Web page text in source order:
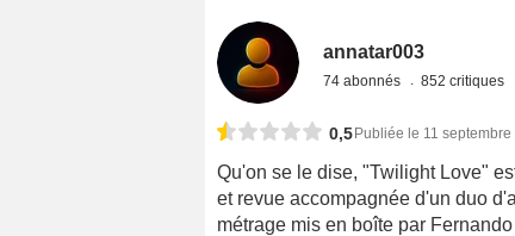
annatar003
74 abonnés 852 critiques
0,5 Publiée le 11 septembre
Qu'on se le dise, "Twilight Love"
et revue accompagnée d'un duo
métrage mis en boîte par